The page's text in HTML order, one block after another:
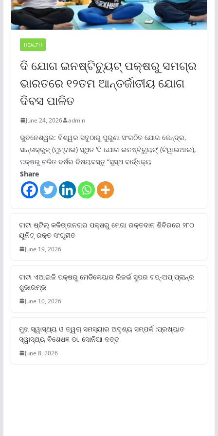
HEALTH
ଦି ଯୋଗ ଇନଷ୍ଟିଚ୍ୟୁଟ୍ ପକ୍ଷରୁ ସମଗ୍ର
ଭାରତରେ ୧୨ତମ ଆନ୍ତର୍ଜାତୀୟ ଯୋଗ
ଦିବସ ପାଳିତ
June 24, 2026 admin
ଭୁବନେଶ୍ୱର: ବିଶ୍ୱର ସବୁଠାରୁ ପୁରୁଣା ସଂଗଠିତ ଯୋଗ କେନ୍ଦ୍ର,
ସାନ୍ତାକ୍ରୁଜ୍ (ମୁମ୍ବାଇ) ସ୍ଥିତ ‘ଦି ଯୋଗ ଇନଷ୍ଟିଚ୍ୟୁଟ୍‌’ (ଟିୱାଇଆଇ),
ପକ୍ଷରୁ ଚଳିତ ବର୍ଷର ବିଷୟବସ୍ତୁ “ସୁସ୍ଥ ବାର୍ଦ୍ଧକ୍ୟ
Share
ଟାଟା ଷ୍ଟିଲ୍‌ କଳିଙ୍ଗନଗର ପକ୍ଷରୁ ମେଗା ରକ୍ତଦାନ ଶିବିରରେ ୨୮୦
ୟୁନିଟ୍‌ ରକ୍ତ ସଂଗୃହୀତ
June 19, 2026
ଟାଟା ଏଆଇଜି ପକ୍ଷରୁ ମେଡିକେୟାର ରିଜର୍ଭ ସୁପର ଟପ୍‌-ଅପ୍ ପ୍ଲାନ୍‌ର
ଶୁଭାରମ୍ଭ
June 10, 2026
ମୁଖ ସ୍ୱାସ୍ଥ୍ୟ ଓ ତ୍ୱଚା ସମସ୍ୟାର ଅଦୃଶ୍ୟ ସମ୍ପର୍କ :ପ୍ରଖ୍ୟାତ
ସ୍ୱାସ୍ଥ୍ୟ ବିଶେଷଜ୍ଞ ଡା. ସୋନିଆ ଦତ୍ତ
June 8, 2026